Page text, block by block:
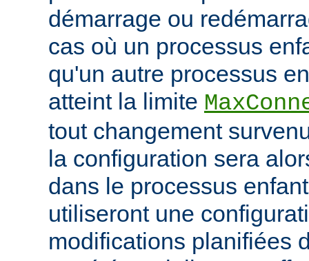
démarrage ou
cas où un processus
qu'un autre processus
atteint la limite
tout changement
la configuration sera
dans le processus
utiliseront une
modifications planifiées